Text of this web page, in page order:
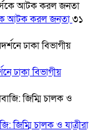
আটক করল জনতা৩১
ঢাকা বিভাগীয়
জিম্মি চালক ও যাত্রীরা